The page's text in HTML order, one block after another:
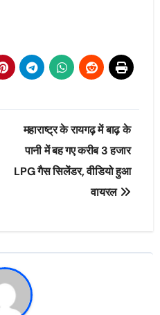
महाराष्ट्र के रायगढ़ में बाढ़ के
पानी में बह गए करीब 3 हजार
LPG गैस सिलेंडर, वीडियो हुआ
वायरल